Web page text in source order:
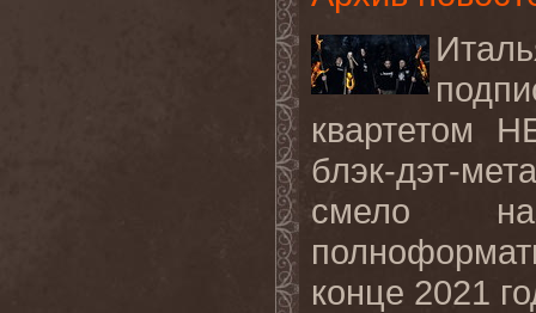
квартетом
блэк-дэт-
смело
конце 2021